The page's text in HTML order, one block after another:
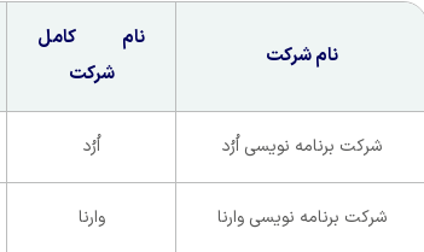
نام شرکت
نام کامل
شرکت
شرکت برنامه نویسی اُرُد اُرُد
شرکت برنامه نویسی وارنا وارنا